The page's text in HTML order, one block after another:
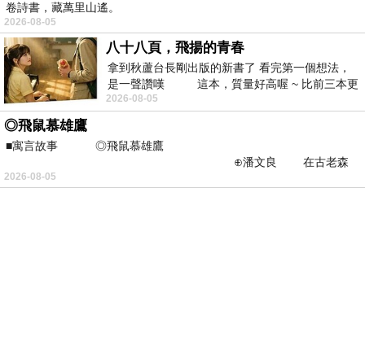
卷詩書，藏萬里山遙。
2026-08-05
八十八頁，飛揚的青春
拿到秋蘆台長剛出版的新書了 看完第一個想法，
是一聲讚嘆 這本，質量好高喔 ~ 比前三本更
勝一
2026-08-05
◎飛鼠慕雄鷹
■寓言故事 ◎飛鼠慕雄鷹
⊕潘文良 在古老森
林的底層，住著一隻小飛鼠
2026-08-05